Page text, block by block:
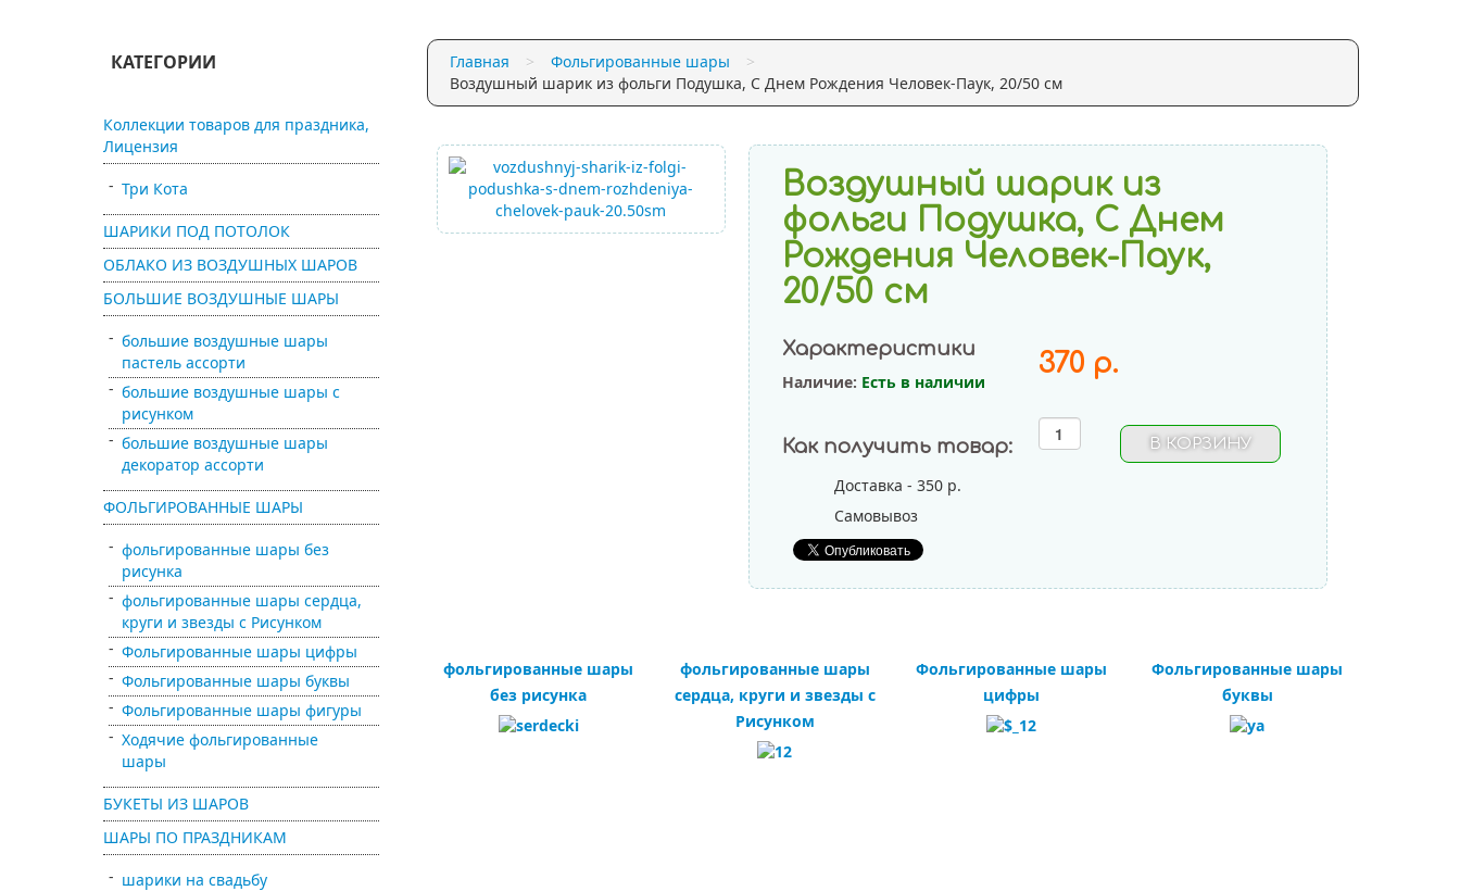
КАТЕГОРИИ
Коллекции товаров для праздника,
Лицензия
Три Кота
ШАРИКИ ПОД ПОТОЛОК
ОБЛАКО ИЗ ВОЗДУШНЫХ ШАРОВ
БОЛЬШИЕ ВОЗДУШНЫЕ ШАРЫ
большие воздушные шары
пастель ассорти
большие воздушные шары с
рисунком
большие воздушные шары
декоратор ассорти
ФОЛЬГИРОВАННЫЕ ШАРЫ
фольгированные шары без
рисунка
фольгированные шары сердца,
круги и звезды с Рисунком
Фольгированные шары цифры
Фольгированные шары буквы
Фольгированные шары фигуры
Ходячие фольгированные
шары
БУКЕТЫ ИЗ ШАРОВ
ШАРЫ ПО ПРАЗДНИКАМ
шарики на свадьбу
Главная > Фольгированные шары
>
Воздушный шарик из фольги Подушка, С Днем Рождения Человек-Паук, 20/50 см
Воздушный шарик из
фольги Подушка, С Днем
Рождения Человек-Паук,
20/50 см
Характеристики
Наличие: Есть в наличии
Как получить товар:
Доставка - 350 р.
Самовывоз
370 р.
фольгированные шары
без рисунка
фольгированные шары
сердца, круги и звезды с
Рисунком
Фольгированные шары
цифры
Фольгированные шары
буквы